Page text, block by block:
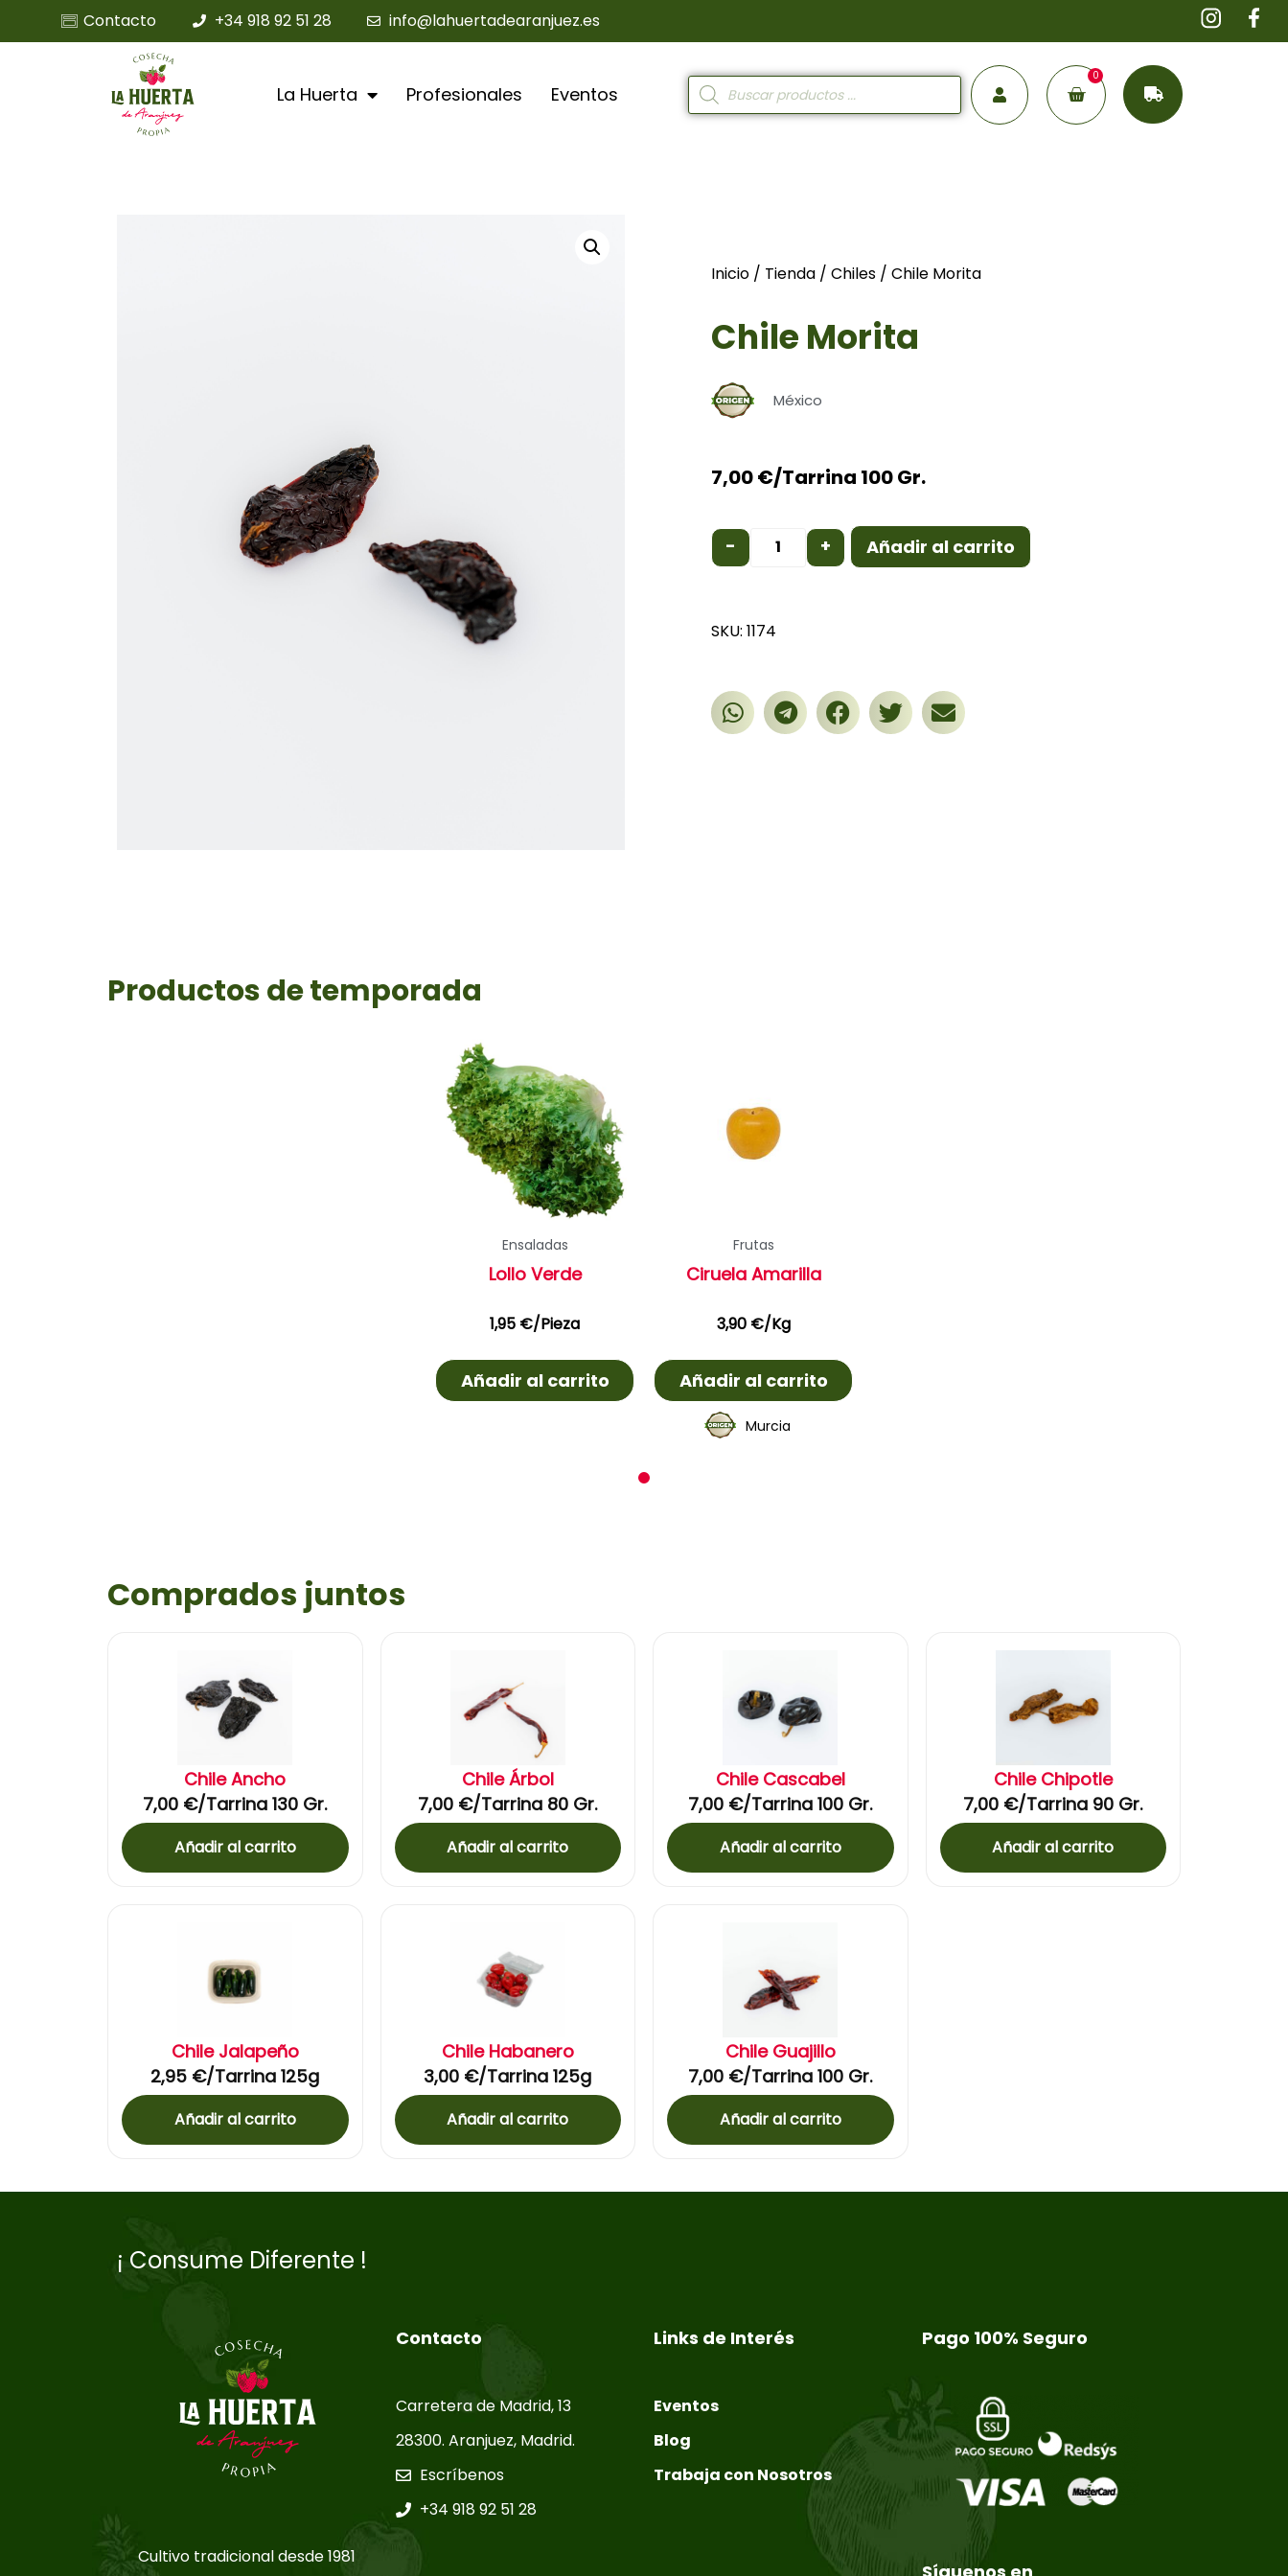
Contacto +34 918 92 51 28 info@lahuertadearanjuez.es
La Huerta Profesionales Eventos
0
Inicio / Tienda / Chiles / Chile Morita
Chile Morita
México
7,00€/Tarrina 100 Gr.
- + Añadir al carrito
SKU: 1174
Productos de temporada
Ensaladas
Lollo Verde
1,95 €/Pieza
Añadir al carrito
Frutas
Ciruela Amarilla
3,90 €/Kg
Añadir al carrito
Murcia
Comprados juntos
Chile Ancho
7,00 €/Tarrina 130 Gr.
Añadir al carrito
Chile Árbol
7,00 €/Tarrina 80 Gr.
Añadir al carrito
Chile Cascabel
7,00 €/Tarrina 100 Gr.
Añadir al carrito
Chile Chipotle
7,00 €/Tarrina 90 Gr.
Añadir al carrito
Chile Jalapeño
2,95 €/Tarrina 125g
Añadir al carrito
Chile Habanero
3,00 €/Tarrina 125g
Añadir al carrito
Chile Guajillo
7,00 €/Tarrina 100 Gr.
Añadir al carrito
¡ Consume Diferente !
Cultivo tradicional desde 1981
Contacto
Carretera de Madrid, 13
28300. Aranjuez, Madrid.
Escríbenos
+34 918 92 51 28
Links de Interés
Eventos
Blog
Trabaja con Nosotros
Pago 100% Seguro